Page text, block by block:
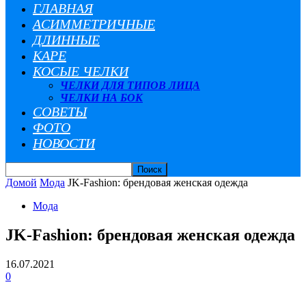
ГЛАВНАЯ
АСИММЕТРИЧНЫЕ
ДЛИННЫЕ
КАРЕ
КОСЫЕ ЧЕЛКИ
ЧЕЛКИ ДЛЯ ТИПОВ ЛИЦА
ЧЕЛКИ НА БОК
СОВЕТЫ
ФОТО
НОВОСТИ
Домой Мода JK-Fashion: брендовая женская одежда
Мода
JK-Fashion: брендовая женская одежда
16.07.2021
0